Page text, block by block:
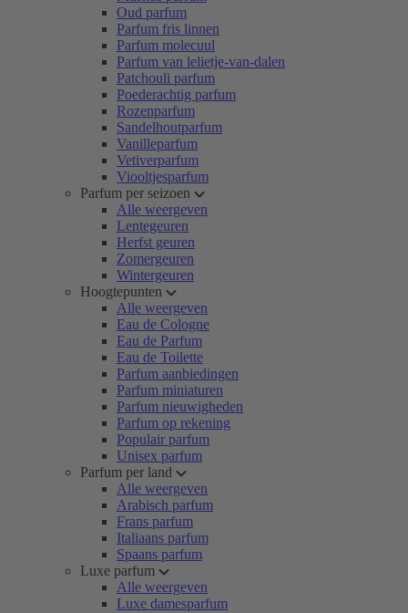
Oud parfum
Parfum fris linnen
Parfum molecuul
Parfum van lelietje-van-dalen
Patchouli parfum
Poederachtig parfum
Rozenparfum
Sandelhoutparfum
Vanilleparfum
Vetiverparfum
Viooltjesparfum
Parfum per seizoen
Alle weergeven
Lentegeuren
Herfst geuren
Zomergeuren
Wintergeuren
Hoogtepunten
Alle weergeven
Eau de Cologne
Eau de Parfum
Eau de Toilette
Parfum aanbiedingen
Parfum miniaturen
Parfum nieuwigheden
Parfum op rekening
Populair parfum
Unisex parfum
Parfum per land
Alle weergeven
Arabisch parfum
Frans parfum
Italiaans parfum
Spaans parfum
Luxe parfum
Alle weergeven
Luxe damesparfum